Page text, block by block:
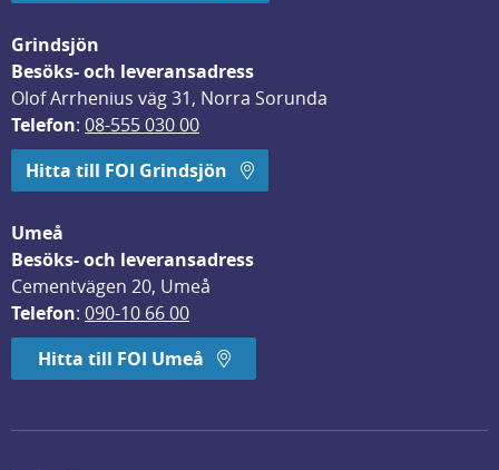
Grindsjön
Besöks- och leveransadress
Olof Arrhenius väg 31, Norra Sorunda
Telefon: 08-555 030 00
Hitta till FOI Grindsjön
Umeå
Besöks- och leveransadress
Cementvägen 20, Umeå
Telefon: 090-10 66 00
Hitta till FOI Umeå